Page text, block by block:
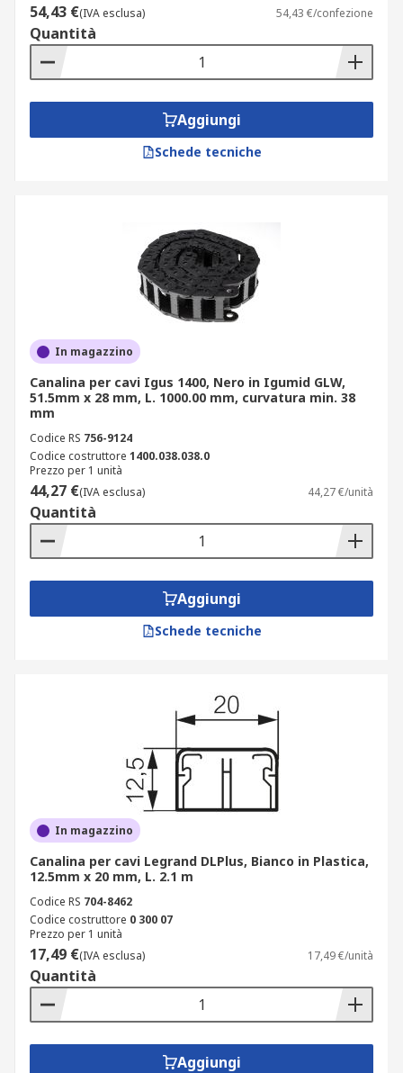
54,43 €(IVA esclusa) 54,43 €/confezione
Quantità
Aggiungi
Schede tecniche
In magazzino
Canalina per cavi Igus 1400, Nero in Igumid GLW,
51.5mm x 28 mm, L. 1000.00 mm, curvatura min. 38
mm
Codice RS 756-9124
Codice costruttore 1400.038.038.0
Prezzo per 1 unità
44,27 €(IVA esclusa) 44,27 €/unità
Quantità
Aggiungi
Schede tecniche
In magazzino
Canalina per cavi Legrand DLPlus, Bianco in Plastica,
12.5mm x 20 mm, L. 2.1 m
Codice RS 704-8462
Codice costruttore 0 300 07
Prezzo per 1 unità
17,49 €(IVA esclusa) 17,49 €/unità
Quantità
Aggiungi